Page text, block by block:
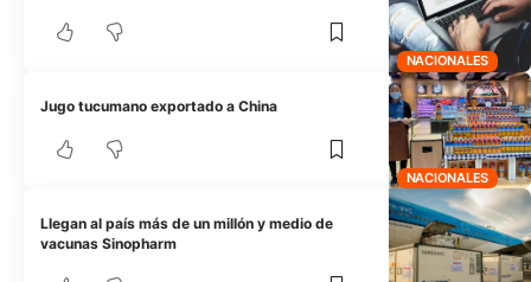
NACIONALES
NACIONALES
Jugo tucumano exportado a China
Llegan al país más de un millón y medio de
vacunas Sinopharm